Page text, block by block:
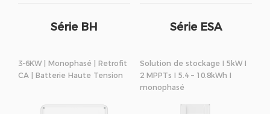
Série BH
3-6KW | Monophasé | Retrofit
CA | Batterie Haute Tension
Série ESA
Solution de stockage I 5kW I
2 MPPTs I 5.4 – 10.8kWh I
monophasé